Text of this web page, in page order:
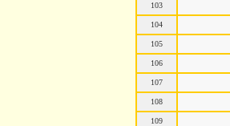
103
104
105
106
107
108
109